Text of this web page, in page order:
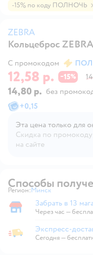
-15% по коду ПОЛНОЧЬ
ZEBRA
Кольцеброс
С промокодом
12,58 р. −15%
14,80 р. без
+0,15
Эта цена только для
Скидка по
на сайте
Способы
Регион: Выбор адреса
Минск
Забрать в магазине
Забрать в 13
Через час —
Экспресс-доставка из
Экспресс-
Сегодня—